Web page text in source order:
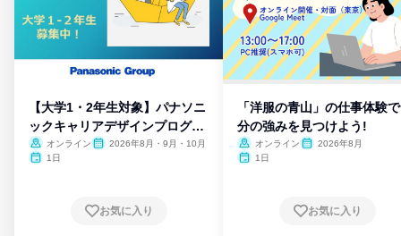
【大学1・2年生対象】パナソニ
ックキャリアデザインプログラ
ム
オンライン
2026年8月・9月・10月
1日
お気に入り
「洋服の青山」の仕事体験
分の強みを見つけよう!
オンライン
2026年8月
1日
お気に入り